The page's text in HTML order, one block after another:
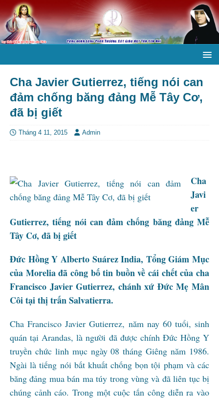
Cha Javier Gutierrez, tiếng nói can
đảm chống băng đảng Mễ Tây Cơ,
đã bị giết
Tháng 4 11, 2015 Admin
Cha
Javi
er
Gutierrez, tiếng nói can đảm chống băng đảng Mễ
Tây Cơ, đã bị giết
Đức Hồng Y Alberto Suárez India, Tổng Giám Mục
của Morelia đã công bố tin buồn về cái chết của cha
Francisco Javier Gutierrez, chánh xứ Đức Mẹ Mân
Côi tại thị trấn Salvatierra.
Cha Francisco Javier Gutierrez, năm nay 60 tuổi, sinh
quán tại Arandas, là người đã được chính Đức Hồng Y
truyền chức linh mục ngày 08 tháng Giêng năm 1986.
Ngài là tiếng nói bất khuất chống bọn tội phạm và các
băng đảng mua bán ma túy trong vùng và đã liên tục bị
chúng cảnh cáo. Trong một cuộc tấn công diễn ra vào